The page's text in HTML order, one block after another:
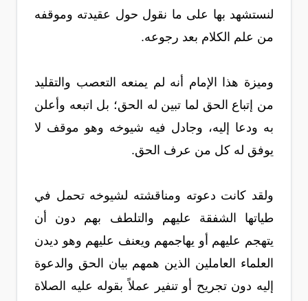
لنستشهد بها على ما نقول حول عقيدته وموقفه
من علم الكلام بعد رجوعه.
وميزة هذا الإمام أنه لم يمنعه التعصب والتقليد
من إتباع الحق لما تبين له الحق؛ بل اتبعه وأعلن
به ودعا إليه، وجادل فيه شيوخه وهو موقف لا
يوفق له كل من عرف الحق.
ولقد كانت دعوته ومناقشته لشيوخه تحمل في
طياتها الشفقة عليهم والتلطف بهم دون أن
يتهجم عليهم أو يهاجمهم ويعنف عليهم وهو ديدن
العلماء العاملين الذين همهم بيان الحق والدعوة
إليه دون تجريح أو تنفير عملاً بقوله عليه الصلاة